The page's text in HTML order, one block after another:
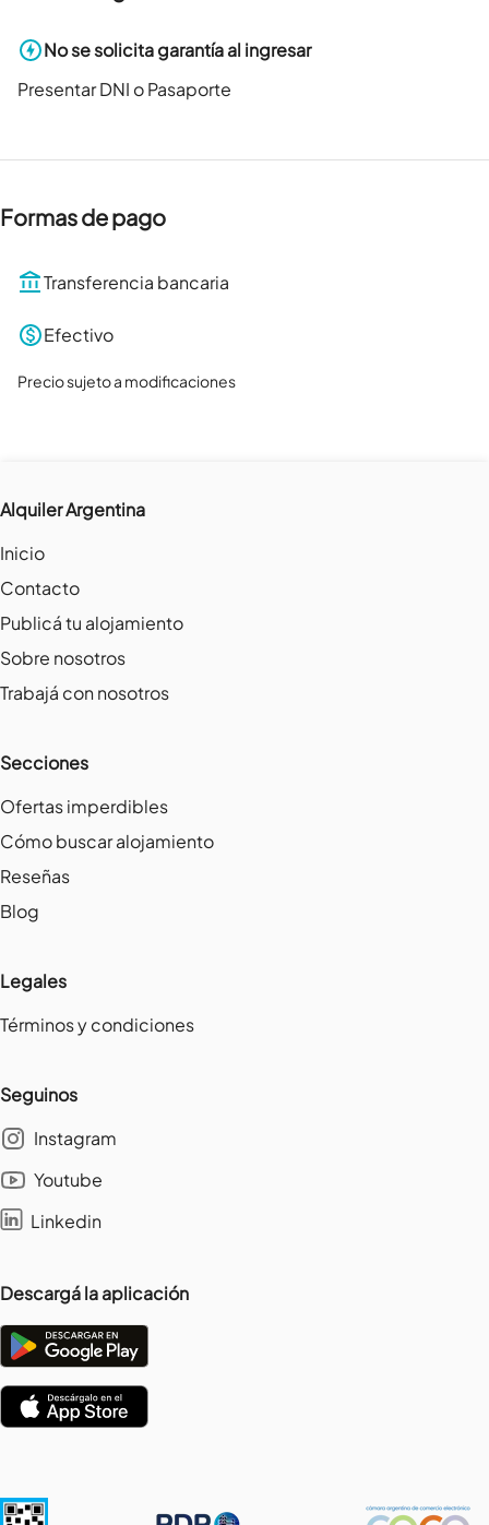
No se solicita garantía al ingresar
Presentar DNI o Pasaporte
Formas de pago
Transferencia bancaria
Efectivo
Precio sujeto a modificaciones
Alquiler Argentina
Inicio
Contacto
Publicá tu alojamiento
Sobre nosotros
Trabajá con nosotros
Secciones
Ofertas imperdibles
Cómo buscar alojamiento
Reseñas
Blog
Legales
Términos y condiciones
Seguinos
Instagram
Youtube
Linkedin
Descargá la aplicación